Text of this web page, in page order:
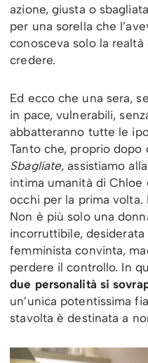
azione, giusta o
per una sorella che
conosceva solo la
credere.
Ed ecco che una sera,
in pace, vulnerabili,
abbatteranno tutte le
Tanto che, proprio dopo
Sbagliate, assistiamo
intima umanità di Chloe
occhi per la prima volta.
Non è più solo una
incorruttibile,
femminista convinta,
perdere il controllo. In
due personalità si
un’unica potentissima
stavolta è destinata a